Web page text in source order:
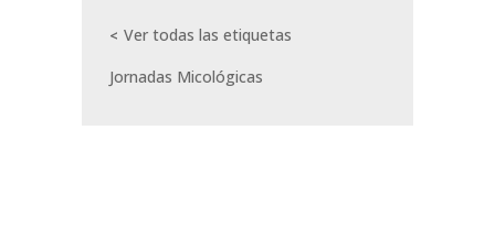
Ver todas las etiquetas
Jornadas Micológicas